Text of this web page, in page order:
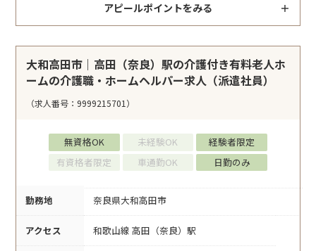
アピールポイントをみる
大和高田市｜高田（奈良）駅の介護付き有料老人ホ
ームの介護職・ホームヘルパー求人（派遣社員）
（求人番号：9999215701）
無資格OK 未経験OK
経験者限定
有資格者限定
車通勤OK 日勤のみ
勤務地 奈良県大和高田市
アクセス 和歌山線 高田（奈良）駅